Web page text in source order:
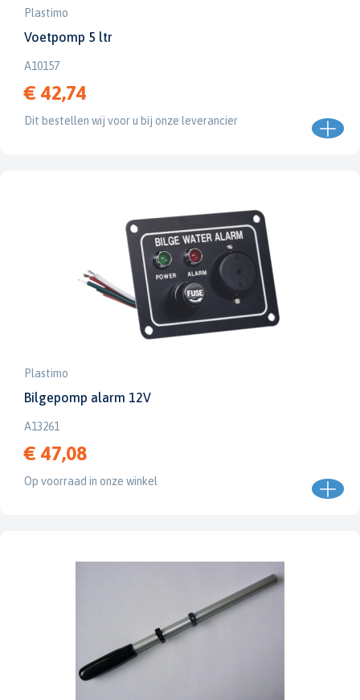
Plastimo
Voetpomp 5 ltr
A10157
€ 42,74
Dit bestellen wij voor u bij onze leverancier
Plastimo
Bilgepomp alarm 12V
A13261
€ 47,08
Op voorraad in onze winkel